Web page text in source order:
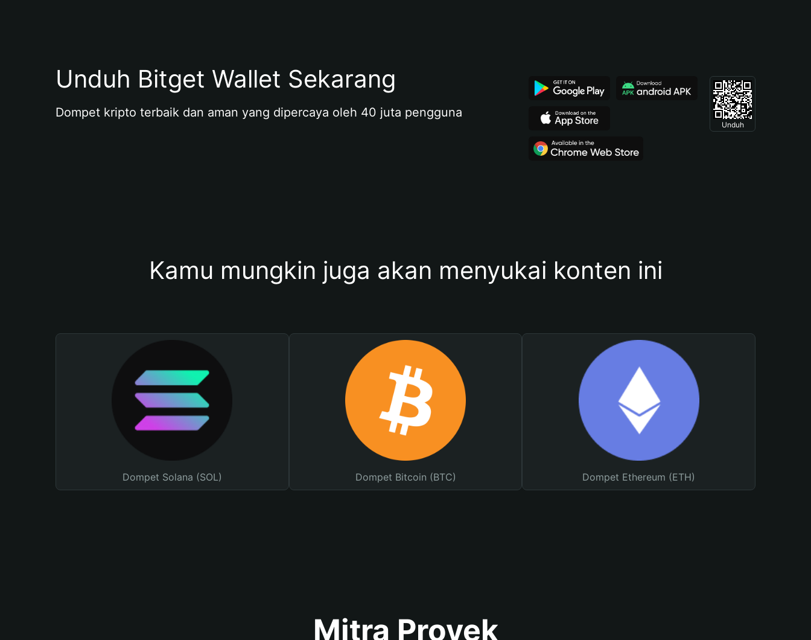
Unduh Bitget Wallet Sekarang
Dompet kripto terbaik dan aman yang dipercaya oleh 40 juta pengguna
Unduh
Kamu mungkin juga akan menyukai konten ini
Dompet Solana (SOL) Dompet Bitcoin (BTC) Dompet Ethereum (ETH)
Mitra Proyek